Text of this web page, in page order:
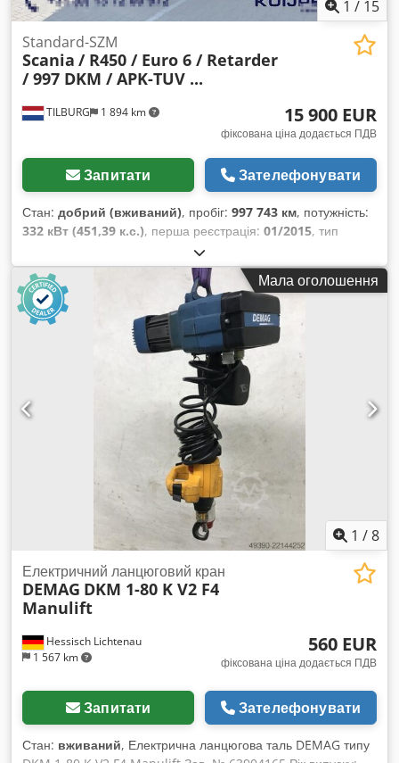
1 / 15
TILBURG 1 894 km
Standard-SZM
Scania / R450 / Euro 6 / Retarder
/ 997 DKM / APK-TUV ...
15 900 EUR
фіксована ціна додається ПДВ
Запитати Зателефонувати
Стан: добрий (вживаний), пробіг: 997 743 км, потужність:
332 кВт (451,39 к.с.), перша реєстрація: 01/2015, тип
, розмір шини:
осей:4x2, паливо:дизель, гальма:ретардер, колір:
червоний
, водійська кабіна:спальне відділення (кабіна),
тип передачі:
автоматичний, кількість передач:
викидів:
, підвіска: сталь-повітря, загальна
12 000 мм , загальна ширина:2 550 мм
, допустиме навантаження на вісь (вісь 1):
, допустиме навантаження на вісь (вісь 2):
Рік виготовлення:
2015 , Обладнання: ABS, кондиціонер,
круїз-контроль, ретардер, центральний замок
Мала оголошення
1 /8
Hessisch Lichtenau
1 567 km
Електричний ланцюговий кран
DEMAG DKM 1-80 K V2 F4
Manulift
560 EUR
фіксована ціна додається ПДВ
Запитати Зателефонувати
Стан: вживаний, Електрична ланцюгова таль DEMAG типу